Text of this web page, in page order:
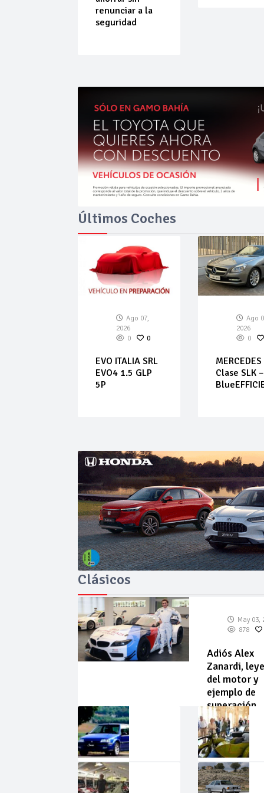
renunciar a la
seguridad
Últimos Coches
Ago 07,
2026
0
0
EVO ITALIA SRL
EVO4 1.5 GLP
5P
Ago
2026
0
MERCEDES
Clase SLK
Clásicos
May 03,
878
Adiós Alex
Zanardi,
del motor y
ejemplo de
superación
May
Abr